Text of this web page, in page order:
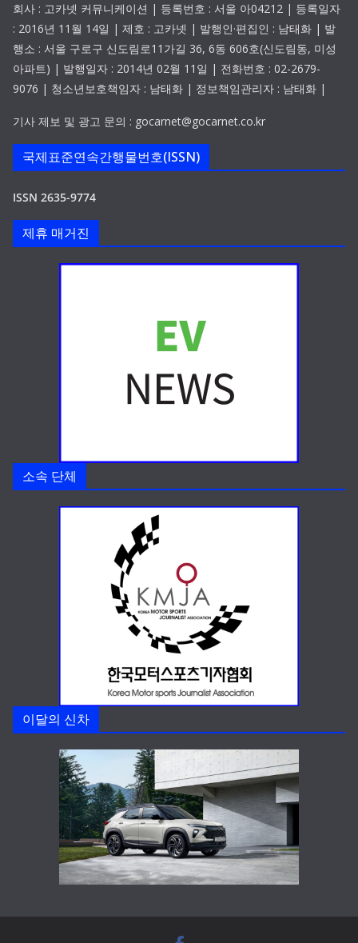
회사 : 고카넷 커뮤니케이션 | 등록번호 : 서울 아04212 | 등록일자
: 2016년 11월 14일 | 제호 : 고카넷 | 발행인·편집인 : 남태화 | 발
행소 : 서울 구로구 신도림로11가길 36, 6동 606호(신도림동, 미성
아파트) | 발행일자 : 2014년 02월 11일 | 전화번호 : 02-2679-
9076 | 청소년보호책임자 : 남태화 | 정보책임관리자 : 남태화 |
기사 제보 및 광고 문의 : gocarnet@gocarnet.co.kr
국제표준연속간행물번호(ISSN)
ISSN 2635-9774
제휴 매거진
소속 단체
이달의 신차